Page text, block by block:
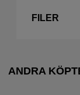
FILER
ANDRA